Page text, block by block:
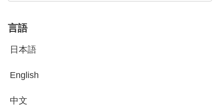
言語
日本語
English
中文